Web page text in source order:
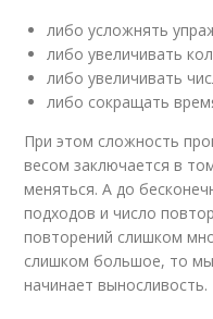
либо усложнять
либо увеличивать
либо увеличивать
либо сокращать
При этом сложность
весом заключается в
меняться. А до
подходов и число
повторений слишком
слишком большое, то
начинает